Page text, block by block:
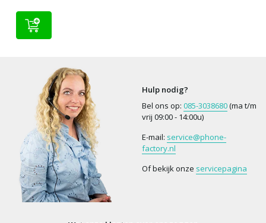
Hulp nodig?
Bel ons op: 085-3038680(ma t/m
vrij 09:00 - 14:00u)
E-mail: service@phone-
factory.nl
Of bekijk onze servicepagina